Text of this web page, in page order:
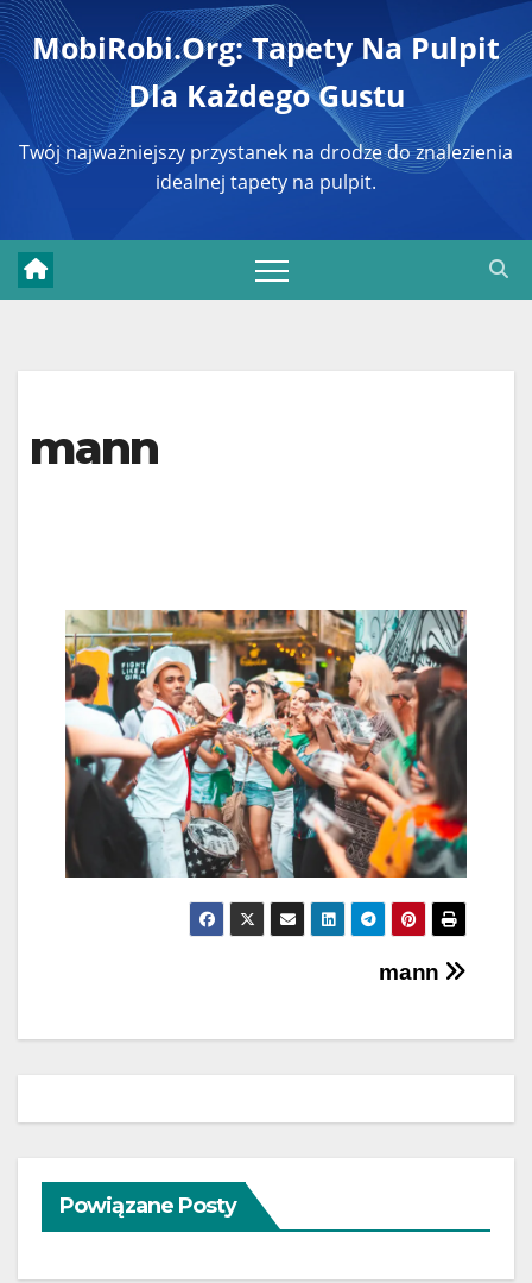
Перейти
к
содержимому
MobiRobi.org: Tapety Na Pulpit
Dla Każdego Gustu
Twój najważniejszy przystanek na drodze do znalezienia
idealnej tapety na pulpit.
mann
по
mann
Powiązane Posty